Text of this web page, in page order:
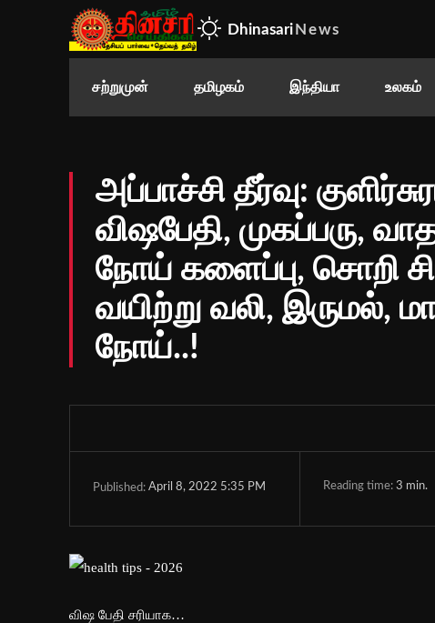
Dhinasari News
சற்றுமுன் தமிழகம் இந்தியா உலகம்
அப்பாச்சி தீர்வு:
விஷபேதி, முகப்பரு,
நோய் களைப்பு, சொறி
வயிற்று வலி, இருமல்,
நோய்..!
Published: April 8, 2022 5:35 PM Reading time: 3 min.
விஷ பேதி சரியாக…